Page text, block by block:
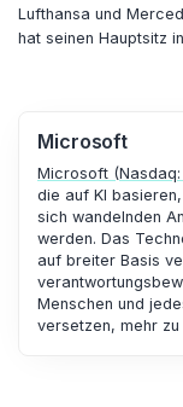
Lufthansa und
hat seinen Hauptsitz
Microsoft
Microsoft (Nasdaq:
die auf KI
sich wandelnden
werden. Das
auf breiter Basis
Menschen und
versetzen, mehr